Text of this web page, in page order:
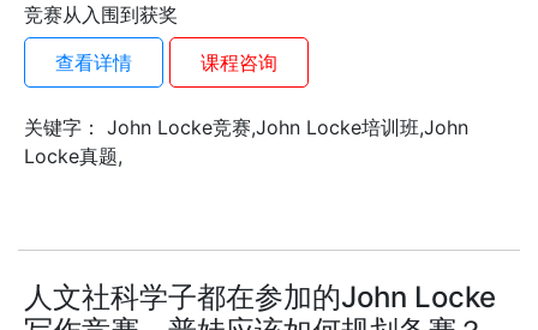
竞赛从入围到获奖
查看详情
课程咨询
关键字： John Locke竞赛,John Locke培训班,John
Locke真题,
人文社科学子都在参加的John Locke